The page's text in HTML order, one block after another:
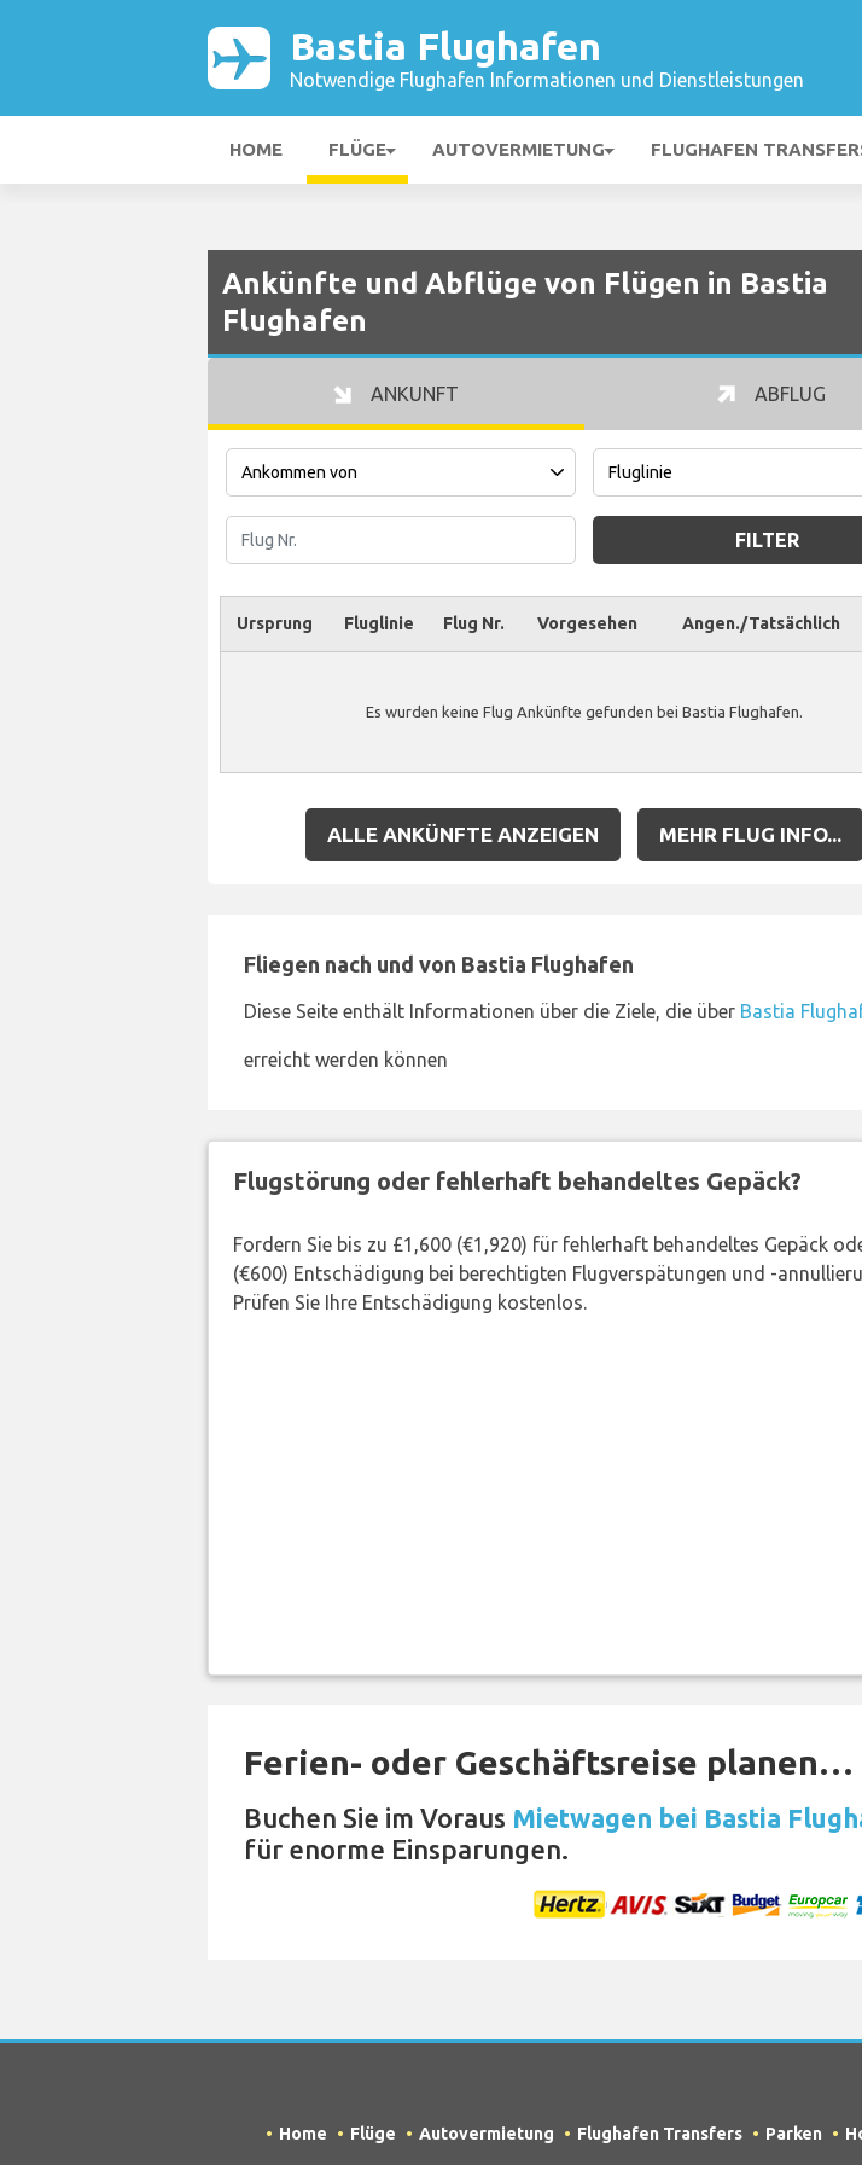
Bastia Flughafen
Notwendige Flughafen Informationen und Dienstleistungen
HOME FLÜGE AUTOVERMIETUNG FLUGHAFEN
Ankünfte und Abflüge von Flügen in Bastia
Flughafen
ANKUNFT ABFLUG
FILTER
Ursprung Fluglinie Flug Nr. Vorgesehen Angen./Tatsächlich
Es wurden keine Flug Ankünfte gefunden bei Bastia Flughafen.
ALLE ANKÜNFTE ANZEIGEN MEHR FLUG INFO...
Fliegen nach und von Bastia Flughafen
Diese Seite enthält Informationen über die Ziele, die über Bastia
erreicht werden können
Flugstörung oder fehlerhaft behandeltes Gepäck?
Fordern Sie bis zu £1,600 (€1,920) für fehlerhaft behandeltes Gepäck
(€600) Entschädigung bei berechtigten Flugverspätungen und -
Prüfen Sie Ihre Entschädigung kostenlos.
Ferien- oder Geschäftsreise planen…
Buchen Sie im Voraus Mietwagen bei Bastia
für enorme Einsparungen.
Home Flüge Autovermietung Flughafen Transfers Parken